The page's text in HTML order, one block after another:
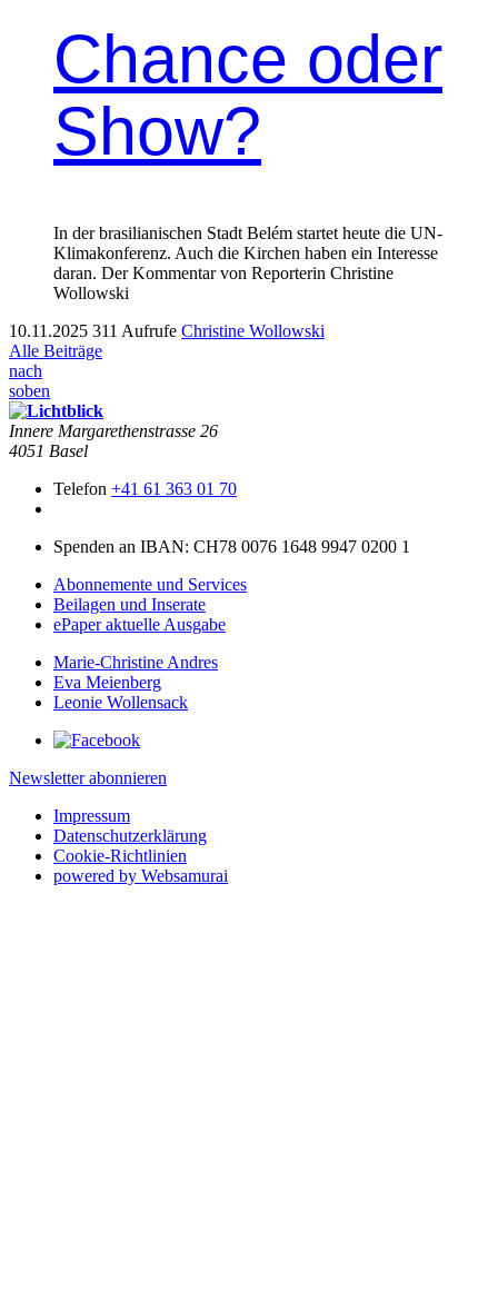
Chance oder
Show?
In der brasilianischen Stadt Belém startet heute die UN-
Klimakonferenz. Auch die Kirchen haben ein Interesse
daran. Der Kommentar von Reporterin Christine
Wollowski
10.11.2025 311 Aufrufe Christine Wollowski
Alle Beiträge
nach
soben
Innere Mar­garethen­strasse 26
4051 Basel
Telefon +41 61 363 01 70
Spenden an IBAN: CH78 0076 1648 9947 0200 1
Abonnemente und Services
Beilagen und Inserate
ePaper aktuelle Ausgabe
Marie-Christine Andres
Eva Meienberg
Leonie Wollensack
Newsletter abonnieren
Impressum
Datenschutzerklärung
Cookie-Richtlinien
powered by Websamurai